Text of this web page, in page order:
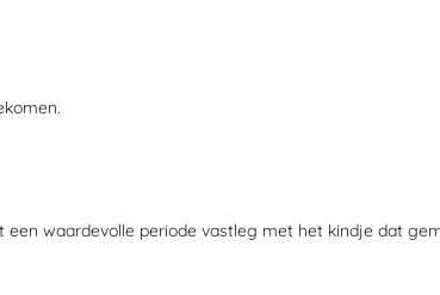
waardevolle periode vastleg met het kindje dat